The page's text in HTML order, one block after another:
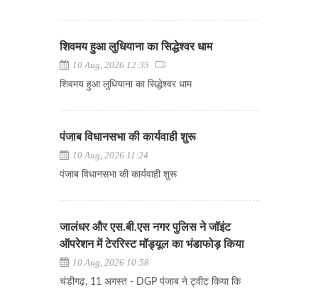
शिवमय हुआ लुधियाना का सिद्धेश्वर धाम
10 Aug, 2026 12:35
शिवमय हुआ लुधियाना का सिद्धेश्वर धाम
पंजाब विधानसभा की कार्यवाही शुरू
10 Aug, 2026 11:24
पंजाब विधानसभा की कार्यवाही शुरू
जालंधर और एस.बी.एस नगर पुलिस ने जॉइंट
ऑपरेशन में टेररिस्ट मॉड्यूल का भंडाफोड़ किया
10 Aug, 2026 10:58
चंडीगढ़, 11 अगस्त - DGP पंजाब ने ट्वीट किया कि